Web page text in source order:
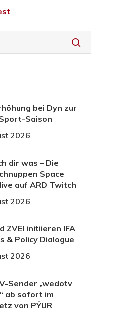
bei Dyn zur
Saison
2026
dir was – Die
Space
auf ARD Twitch
2026
ZVEI initiieren IFA
& Policy Dialogue
2026
Sender „wedotv
ab sofort im
von PŸUR